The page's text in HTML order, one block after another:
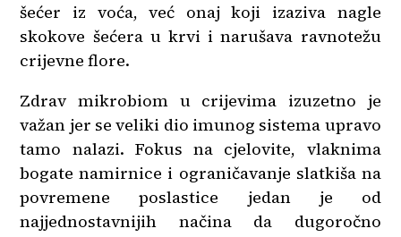
šećer iz voća, već onaj koji izaziva nagle
skokove šećera u krvi i narušava ravnotežu
crijevne flore.
Zdrav mikrobiom u crijevima izuzetno je
važan jer se veliki dio imunog sistema upravo
tamo nalazi. Fokus na cjelovite, vlaknima
bogate namirnice i ograničavanje slatkiša na
povremene poslastice jedan je od
najjednostavnijih načina da dugoročno